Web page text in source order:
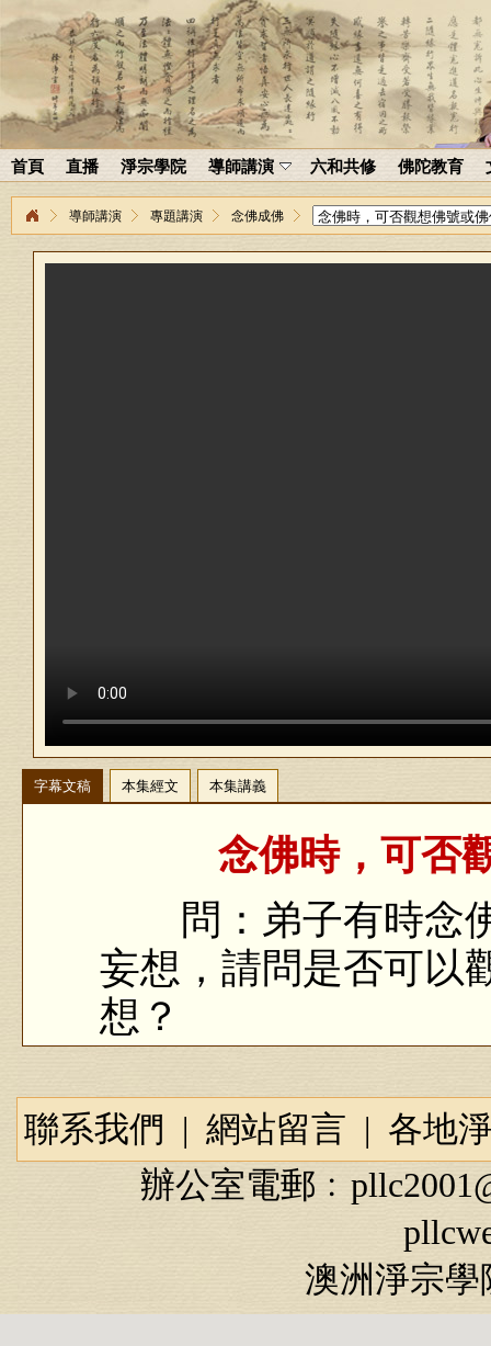
首頁 直播 淨宗學院 導師講演 六和共修 佛陀教育
導師講演 專題講演 念佛成佛
字幕文稿 本集經文 本集講義
念佛時，可否
問：弟子有時念佛
妄想，請問是否可以
想？
修，這個問題都常常
明裡，雜念太多，
人的障礙。所以祖
的時候你觀想，心
想著六字名號、四字
聯系我們 | 網站留言 | 各地
辦公室電郵﹕
澳洲淨宗學